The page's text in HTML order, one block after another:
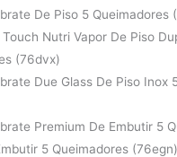
De Piso 5 Queimadores
Touch Nutri Vapor De Piso
(76dvx)
Due Glass De Piso Inox
Premium De Embutir 5
5 Queimadores (76egn)